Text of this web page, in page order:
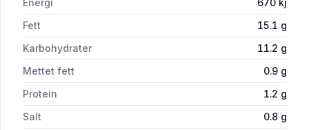
Fett
15.1 g
Karbohydrater
11.2 g
Mettet fett
0.9 g
Protein
1.2 g
Salt
0.8 g